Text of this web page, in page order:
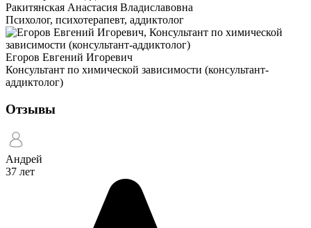
Ракитянская Анастасия Владиславовна
Психолог, психотерапевт, аддиктолог
Егоров Евгений Игоревич
Консультант по химической зависимости (консультант-
аддиктолог)
Отзывы
Андрей
37 лет